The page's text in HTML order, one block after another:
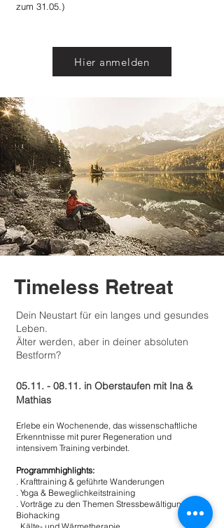
zum 31.05.)
Hier anmelden
Timeless Retreat
Dein Neustart für ein langes und gesundes
Leben.
Älter werden, aber in deiner absoluten
Bestform?
05.11. - 08.11. in Oberstaufen mit Ina &
Mathias
Erlebe ein Wochenende, das wissenschaftliche
Erkenntnisse mit purer Regeneration und
intensivem Training verbindet.
Programmhighlights:
. Krafttraining & geführte Wanderungen
. Yoga & Beweglichkeitstraining
. Vorträge zu den Themen Stressbewältigung und
Biohacking